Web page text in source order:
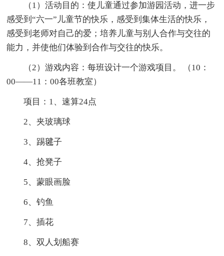
（1）活动目的：使儿童通过参加游园活动，进一步
感受到“六一”儿童节的快乐，感受到集体生活的快乐，
感受到老师对自己的爱；培养儿童与别人合作与交往的
能力，并使他们体验到合作与交往的快乐。
（2）游戏内容：每班设计一个游戏项目。 （10：
00——11：00各班教室）
项目：1、速算24点
2、夹玻璃球
3、踢毽子
4、抢凳子
5、蒙眼画脸
6、钓鱼
7、插花
8、双人划船赛